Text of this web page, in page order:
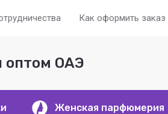
Как оформить заказ
ОАЭ
Женская парфюмерия